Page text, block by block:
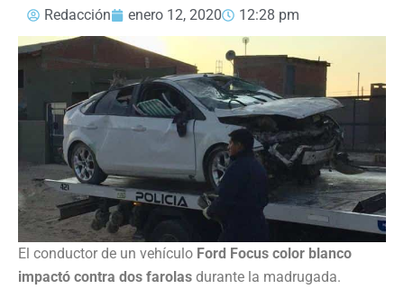
Redacción
enero 12, 2020 12:28 pm
El conductor de un vehículo Ford Focus color blanco
impactó contra dos farolas durante la madrugada.